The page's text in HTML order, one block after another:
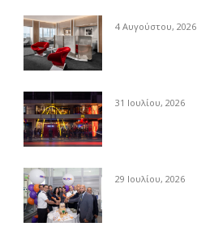
4 Αυγούστου, 2026
31 Ιουλίου, 2026
29 Ιουλίου, 2026